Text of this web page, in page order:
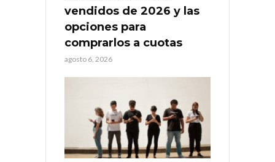
vendidos de 2026 y las
opciones para
comprarlos a cuotas
agosto 6, 2026